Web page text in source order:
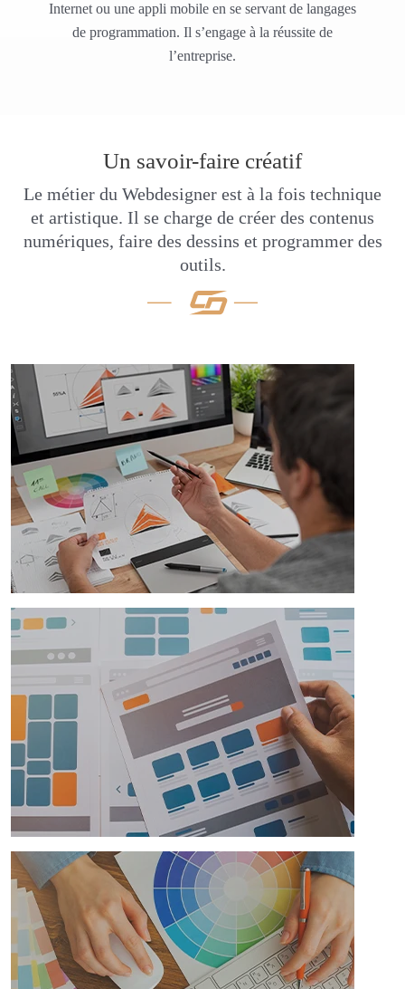
Internet ou une appli mobile en se servant de langages
de programmation. Il s’engage à la réussite de
l’entreprise.
Un savoir-faire créatif
Le métier du Webdesigner est à la fois technique
et artistique. Il se charge de créer des contenus
numériques, faire des dessins et programmer des
outils.